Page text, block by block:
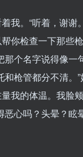
我。“听着，谢谢
你检查一下那些
个名字说得像一
和枪管都分不清。
我的体温。我脸
心吗？头晕？眩